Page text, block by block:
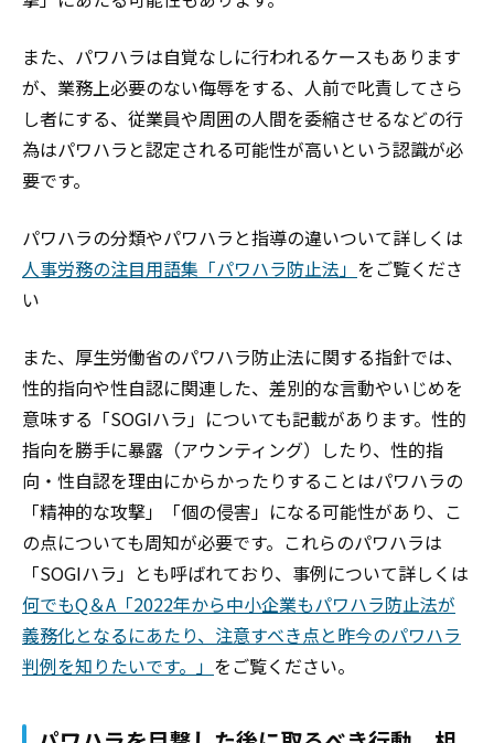
また、パワハラは自覚なしに行われるケースもあります
が、業務上必要のない侮辱をする、人前で叱責してさら
し者にする、従業員や周囲の人間を委縮させるなどの行
為はパワハラと認定される可能性が高いという認識が必
要です。
パワハラの分類やパワハラと指導の違いついて詳しくは
人事労務の注目用語集「パワハラ防止法」 をご覧くださ
い
また、厚生労働省のパワハラ防止法に関する指針では、
性的指向や性自認に関連した、差別的な言動やいじめを
意味する「SOGIハラ」についても記載があります。性的
指向を勝手に暴露（アウンティング）したり、性的指
向・性自認を理由にからかったりすることはパワハラの
「精神的な攻撃」「個の侵害」になる可能性があり、こ
の点についても周知が必要です。 これらのパワハラは
「SOGIハラ」とも呼ばれており、事例について詳しくは
何でもQ＆A「2022年から中小企業もパワハラ防止法が
義務化となるにあたり、注意すべき点と昨今のパワハラ
判例を知りたいです。」 をご覧ください。